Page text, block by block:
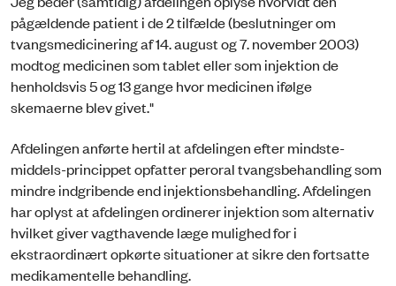
pågældende patient i de 2 tilfælde (beslutninger om
tvangsmedicinering af 14. august og 7. november 2003)
modtog medicinen som tablet eller som injektion de
henholdsvis 5 og 13 gange hvor medicinen ifølge
skemaerne blev givet."
Afdelingen anførte hertil at afdelingen efter mindste-
middels-princippet opfatter peroral tvangsbehandling som
mindre indgribende end injektionsbehandling. Afdelingen
har oplyst at afdelingen ordinerer injektion som alternativ
hvilket giver vagthavende læge mulighed for i
ekstraordinært opkørte situationer at sikre den fortsatte
medikamentelle behandling.